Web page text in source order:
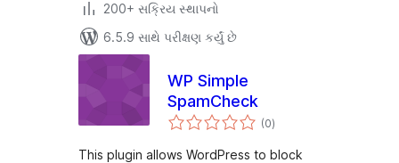
200+ સક્રિય સ્થાપનો
6.5.9 સાથે પરીક્ષણ કર્યું છે
WP Simple
SpamCheck
(0કુલ
રેટિંગ્સ
)
This plugin allows WordPress to block